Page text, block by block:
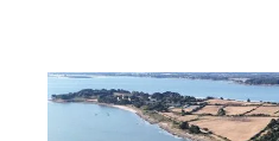
ST ARMEL 56
, 5 pièces